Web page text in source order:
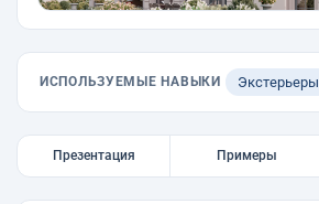
ИСПОЛЬЗУЕМЫЕ НАВЫКИ Экстерьеры
Презентация Примеры